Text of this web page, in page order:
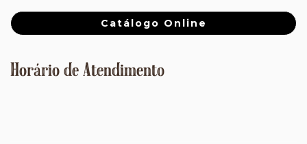
Catálogo Online
Horário de Atendimento